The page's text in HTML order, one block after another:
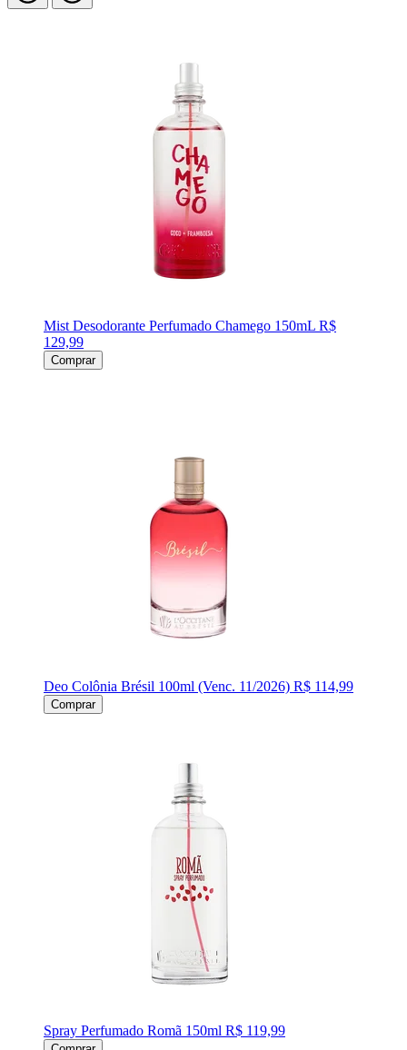
Mist Desodorante Perfumado Chamego 150mL R$
129,99
Comprar
Deo Colônia Brésil 100ml (Venc. 11/2026) R$ 114,99
Comprar
Spray Perfumado Romã 150ml R$ 119,99